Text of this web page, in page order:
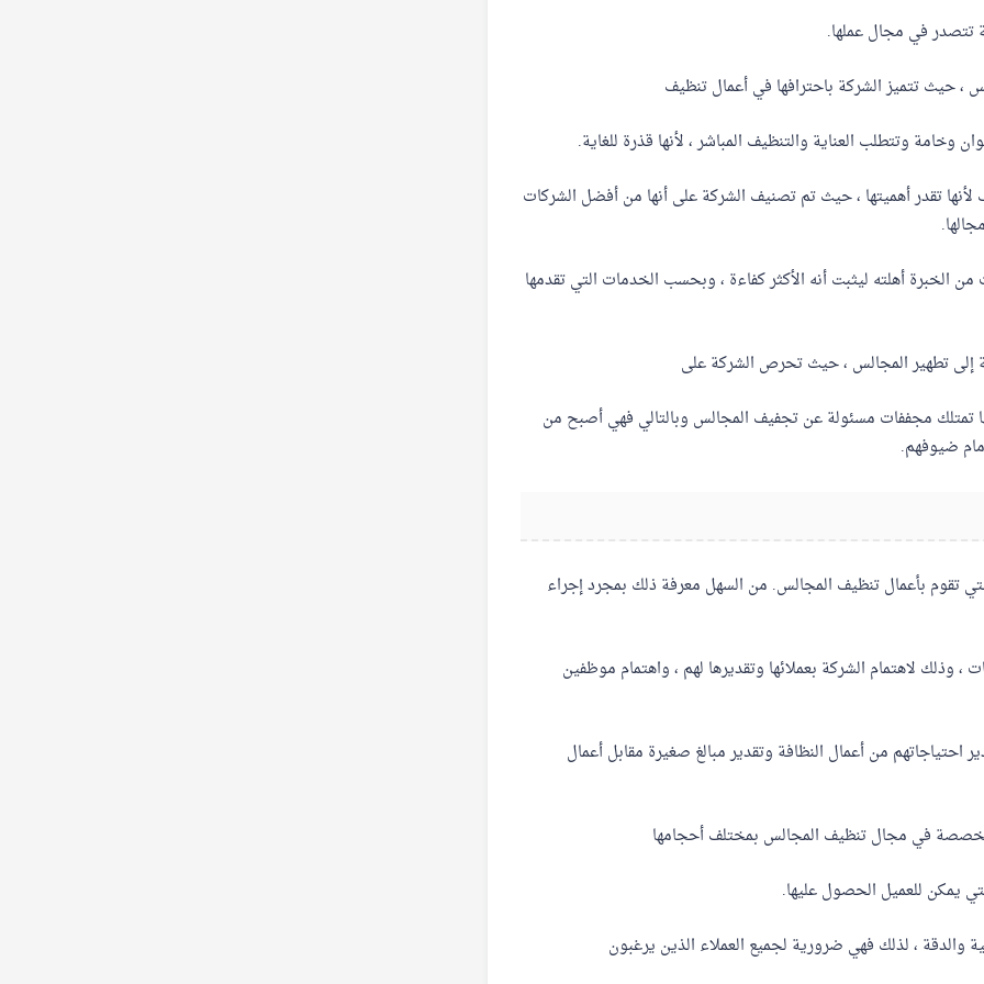
تتصدر في مجال عملها.
، حيث تتميز الشركة باحترافها في أعمال تنظيف
وخامة وتتطلب العناية والتنظيف المباشر ، لأنها قذرة للغاية.
تقدر أهميتها ، حيث تم تصنيف الشركة على أنها من أفضل الشركات
أهلته ليثبت أنه الأكثر كفاءة ، وبحسب الخدمات التي تقدمها
إلى تطهير المجالس ، حيث تحرص الشركة على
تمتلك مجففات مسئولة عن تجفيف المجالس وبالتالي فهي أصبح من
ضيوفهم.
تقوم بأعمال تنظيف المجالس. من السهل معرفة ذلك بمجرد إجراء
وذلك لاهتمام الشركة بعملائها وتقديرها لهم ، واهتمام موظفين
احتياجاتهم من أعمال النظافة وتقدير مبالغ صغيرة مقابل أعمال
في مجال تنظيف المجالس بمختلف أحجامها
يمكن للعميل الحصول عليها.
والدقة ، لذلك فهي ضرورية لجميع العملاء الذين يرغبون